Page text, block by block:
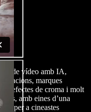
de vídeo amb IA,
marques
efectes de croma i molt
amb eines d’una
per a cineastes